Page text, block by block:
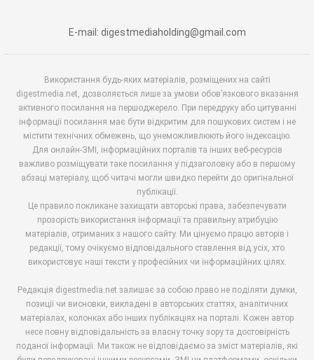
E-mail: digestmediaholding@gmail.com
Використання будь-яких матеріалів, розміщених на сайті
digestmedia.net, дозволяється лише за умови обов’язкового вказання
активного посилання на першоджерело. При передруку або цитуванні
інформації посилання має бути відкритим для пошукових систем і не
містити технічних обмежень, що унеможливлюють його індексацію.
Для онлайн-ЗМІ, інформаційних порталів та інших веб-ресурсів
важливо розміщувати таке посилання у підзаголовку або в першому
абзаці матеріалу, щоб читачі могли швидко перейти до оригінальної
публікації.
Це правило покликане захищати авторські права, забезпечувати
прозорість використання інформації та правильну атрибуцію
матеріалів, отриманих з нашого сайту. Ми цінуємо працю авторів і
редакції, тому очікуємо відповідального ставлення від усіх, хто
використовує наші тексти у професійних чи інформаційних цілях.
Редакція digestmedia.net залишає за собою право не поділяти думки,
позиції чи висновки, викладені в авторських статтях, аналітичних
матеріалах, колонках або інших публікаціях на порталі. Кожен автор
несе повну відповідальність за власну точку зору та достовірність
поданої інформації. Ми також не відповідаємо за зміст матеріалів, які